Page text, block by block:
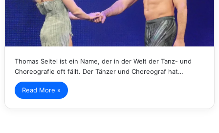
Thomas Seitel ist ein Name, der in der Welt der Tanz- und
Choreografie oft fällt. Der Tänzer und Choreograf hat…
Read More »